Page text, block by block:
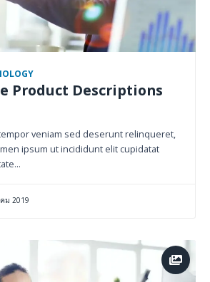
Product Descriptions
veniam sed deserunt relinqueret,
ipsum ut incididunt elit cupidatat
ม 2019